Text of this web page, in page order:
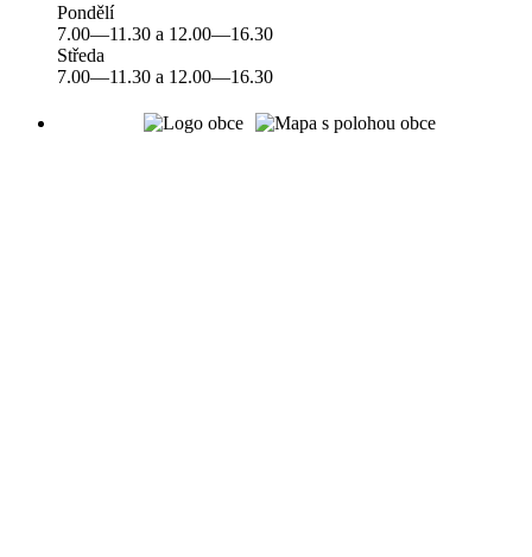
Pondělí
7.00—11.30 a 12.00—16.30
Středa
7.00—11.30 a 12.00—16.30